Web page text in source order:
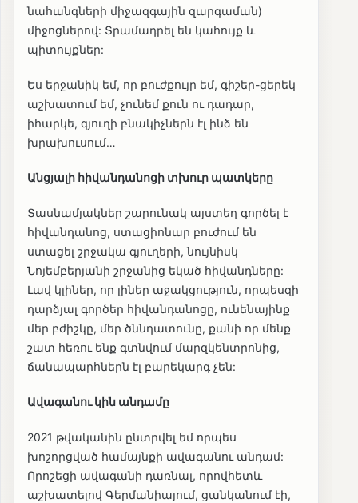
նահանգների միջազգային զարգաման)
միջոցներով: Տրամադրել են կահույք և
պիտույքներ:
Ես երջանիկ եմ, որ բուժքույր եմ, գիշեր-ցերեկ
աշխատում եմ, չունեմ քուն ու դադար,
իհարկե, գյուղի բնակիչներն էլ ինձ են
խրախուսում…
Անցյալի հիվանդանոցի տխուր պատկերը
Տասնամյակներ շարունակ այստեղ գործել է
հիվանդանոց, ստացիոնար բուժում են
ստացել շրջակա գյուղերի, նույնիսկ
Նոյեմբերյանի շրջանից եկած հիվանդները:
Լավ կլիներ, որ լիներ աջակցություն, որպեսզի
դարձյալ գործեր հիվանդանոցը, ունենայինք
մեր բժիշկը, մեր ծննդատունը, քանի որ մենք
շատ հեռու ենք գտնվում մարզկենտրոնից,
ճանապարհներն էլ բարեկարգ չեն:
Ավագանու կին անդամը
2021 թվականին ընտրվել եմ որպես
խոշորցված համայնքի ավագանու անդամ:
Որոշեցի ավագանի դառնալ, որովհետև
աշխատելով Գերմանիայում, ցանկանում էի,